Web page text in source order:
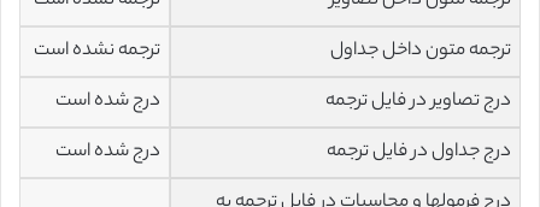
ترجمه متون داخل جداول
ترجمه نشده است
درج تصاویر در فایل ترجمه
درج شده است
درج جداول در فایل ترجمه
درج شده است